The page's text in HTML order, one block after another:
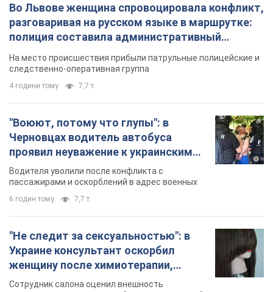
Во Львове женщина спровоцировала конфликт,
разговаривая на русском языке в маршрутке:
полиция составила административный
протокол. Видео
На место происшествия прибыли патрульные полицейские и
следственно-оперативная группа
4 години тому 7,7 т.
"Воюют, потому что глупы": в
Черновцах водитель автобуса
проявил неуважение к украинским
военным и поплатился за это.
Видео
Водителя уволили после конфликта с
пассажирами и оскорблений в адрес военных
6 годин тому 7,7 т.
"Не следит за сексуальностью": в
Украине консультант оскорбил
женщину после химиотерапии,
разгорелся скандал. Фото
Сотрудник салона оценил внешность